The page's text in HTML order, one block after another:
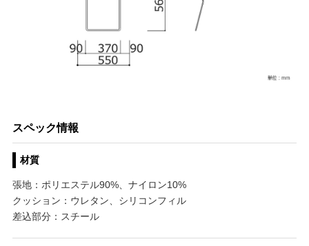
スペック情報
材質
張地：ポリエステル90%、ナイロン10%
クッション：ウレタン、シリコンフィル
差込部分：スチール